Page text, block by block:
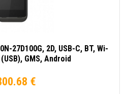
27D100G, 2D, USB-C, BT, Wi-
GMS, Android
€